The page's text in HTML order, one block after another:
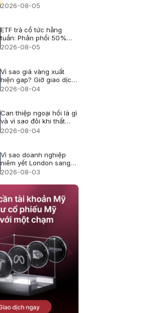
nắm giữ gì?
2026-08-05
ETF trả cổ tức hằng
tuần: Phân phối 50%
không phải lãi 50%
2026-08-05
Vì sao giá vàng xuất
hiện gap? Giờ giao dịch
và thanh khoản
2026-08-04
Can thiệp ngoại hối là gì
và vì sao đôi khi thất
bại?
2026-08-04
Vì sao doanh nghiệp
niêm yết London sang
Mỹ, cổ đông thay đổi
2026-08-03